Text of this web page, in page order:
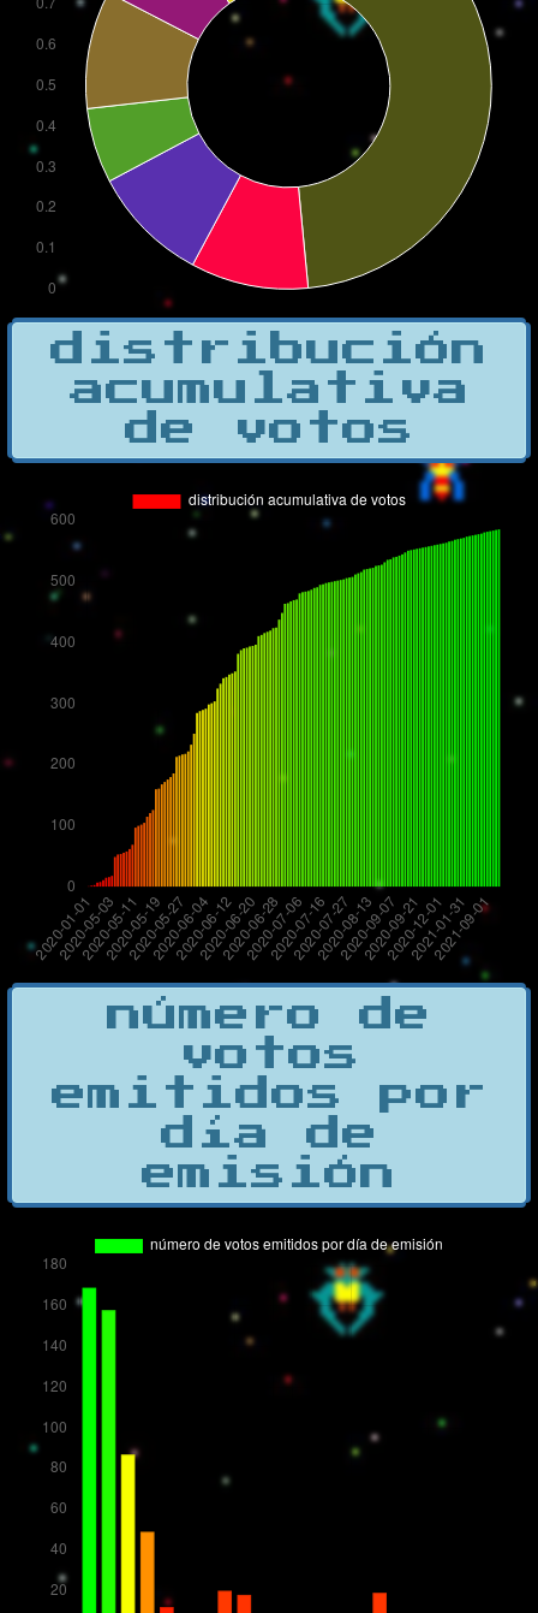
distribución
acumulativa
de votos
número de
votos
emitidos por
día de
emisión